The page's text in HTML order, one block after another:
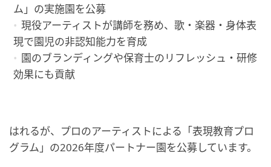
ム」の実施園を公募
現役アーティストが講師を務め、歌・楽器・身体表
現で園児の非認知能力を育成
園のブランディングや保育士のリフレッシュ・研修
効果にも貢献
はれるが、プロのアーティストによる「表現教育プロ
グラム」の2026年度パートナー園を公募しています。